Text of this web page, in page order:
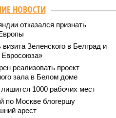
НОВОСТИ
отказался признать
Зеленского в Белград и
Евросоюза»
реализовать проект
зала в Белом доме
1000 рабочих мест
по Москве блогершу
арест